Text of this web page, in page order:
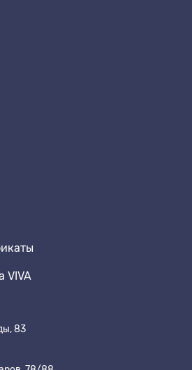
VIVA
83